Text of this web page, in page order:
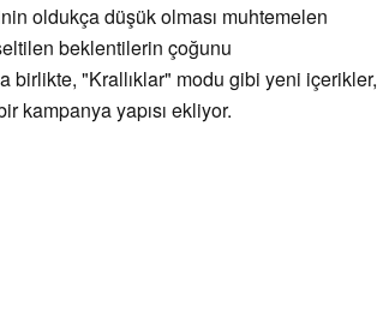
oldukça düşük olması muhtemelen
beklentilerin çoğunu
birlikte, "Krallıklar" modu gibi yeni içerikler,
kampanya yapısı ekliyor.